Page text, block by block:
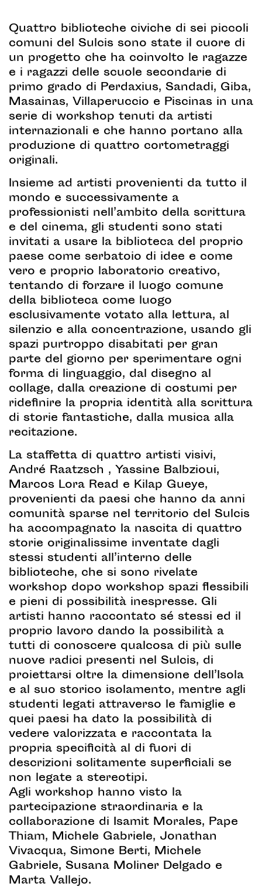
Quattro biblioteche civiche di sei piccoli
comuni del Sulcis sono state il cuore di
un progetto che ha coinvolto le ragazze
e i ragazzi delle scuole secondarie di
primo grado di Perdaxius, Sandadi, Giba,
Masainas, Villaperuccio e Piscinas in una
serie di workshop tenuti da artisti
internazionali e che hanno portano alla
produzione di quattro cortometraggi
originali.
Insieme ad artisti provenienti da tutto il
mondo e successivamente a
professionisti nell’ambito della scrittura
e del cinema, gli studenti sono stati
invitati a usare la biblioteca del proprio
paese come serbatoio di idee e come
vero e proprio laboratorio creativo,
tentando di forzare il luogo comune
della biblioteca come luogo
esclusivamente votato alla lettura, al
silenzio e alla concentrazione, usando gli
spazi purtroppo disabitati per gran
parte del giorno per sperimentare ogni
forma di linguaggio, dal disegno al
collage, dalla creazione di costumi per
ridefinire la propria identità alla scrittura
di storie fantastiche, dalla musica alla
recitazione.
La staffetta di quattro artisti visivi,
André Raatzsch , Yassine Balbzioui,
Marcos Lora Read e Kilap Gueye,
provenienti da paesi che hanno da anni
comunità sparse nel territorio del Sulcis
ha accompagnato la nascita di quattro
storie originalissime inventate dagli
stessi studenti all’interno delle
biblioteche, che si sono rivelate
workshop dopo workshop spazi flessibili
e pieni di possibilità inespresse. Gli
artisti hanno raccontato sé stessi ed il
proprio lavoro dando la possibilità a
tutti di conoscere qualcosa di più sulle
nuove radici presenti nel Sulcis, di
proiettarsi oltre la dimensione dell’Isola
e al suo storico isolamento, mentre agli
studenti legati attraverso le famiglie e
quei paesi ha dato la possibilità di
vedere valorizzata e raccontata la
propria specificità al di fuori di
descrizioni solitamente superficiali se
non legate a stereotipi.
Agli workshop hanno visto la
partecipazione straordinaria e la
collaborazione di Isamit Morales, Pape
Thiam, Michele Gabriele, Jonathan
Vivacqua, Simone Berti, Michele
Gabriele, Susana Moliner Delgado e
Marta Vallejo.